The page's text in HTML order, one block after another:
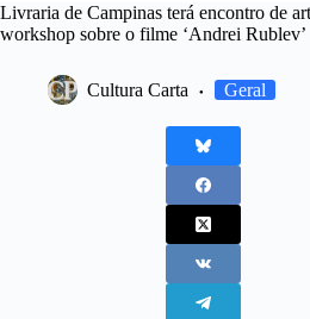
Livraria de Campinas terá encontro de
workshop sobre o filme ‘Andrei Rublev’
Cultura Carta Geral